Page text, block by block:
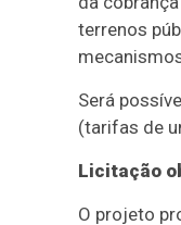
terrenos
Será
(tarifas de
Licitação
O projeto